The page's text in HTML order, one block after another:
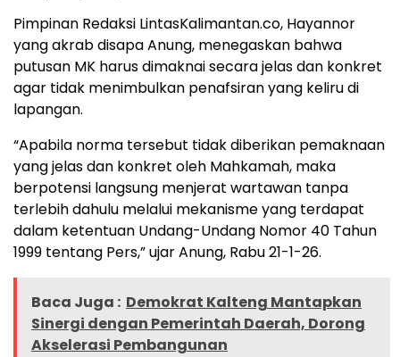
Pimpinan Redaksi LintasKalimantan.co, Hayannor
yang akrab disapa Anung, menegaskan bahwa
putusan MK harus dimaknai secara jelas dan konkret
agar tidak menimbulkan penafsiran yang keliru di
lapangan.
“Apabila norma tersebut tidak diberikan pemaknaan
yang jelas dan konkret oleh Mahkamah, maka
berpotensi langsung menjerat wartawan tanpa
terlebih dahulu melalui mekanisme yang terdapat
dalam ketentuan Undang-Undang Nomor 40 Tahun
1999 tentang Pers,” ujar Anung, Rabu 21-1-26.
Baca Juga : Demokrat Kalteng Mantapkan
Sinergi dengan Pemerintah Daerah, Dorong
Akselerasi Pembangunan